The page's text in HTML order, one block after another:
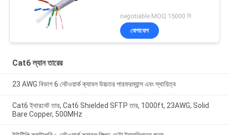
negotiable MOQ:15000 মি
যোগাযোগ
Cat6 ল্যান তারের
23 AWG বিভাগ 6 নেটওয়ার্ক ক্যাবল উচ্চতর পারফরম্যান্স এবং স্থায়িত্ব
Cat6 ইথারনেট তার, Cat6 Shielded SFTP তার, 1000ft, 23AWG, Solid
Bare Copper, 500MHz